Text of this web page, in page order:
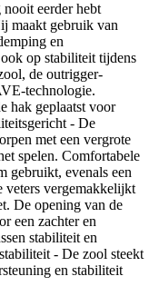
eerder hebt
maakt gebruik van
en
op stabiliteit tijdens
de outrigger-
technologie.
geplaatst voor
- De
met een vergrote
spelen. Comfortabele
gebruikt, evenals een
veters vergemakkelijkt
De opening van de
een zachter en
stabiliteit en
- De zool steekt
en stabiliteit